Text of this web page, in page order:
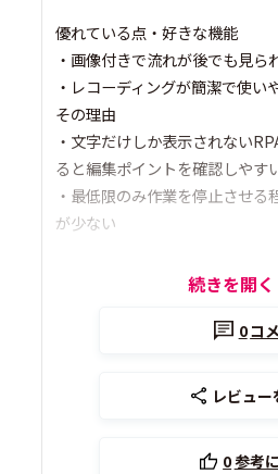
優れている点・好きな機能
・画像付きで流れが後でも見ら
・レコーディングが簡潔で使い
その理由
・文字だけしか表示されない
ると編集ポイントを確認しやす
・最低限のみ作業を停止させる
が少ない
続きを開く
0コ
レビュ
0参考